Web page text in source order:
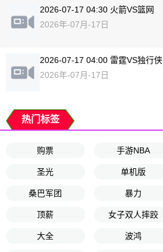
2026-07-17 04:30 火箭VS篮网
2026年-07月-17日
2026-07-17 04:00 雷霆VS独行侠
2026年-07月-17日
热门标签
购票 手游NBA
圣光 单机版
桑巴军团 暴力
顶薪 女子双人摔跤
大全 波鸿